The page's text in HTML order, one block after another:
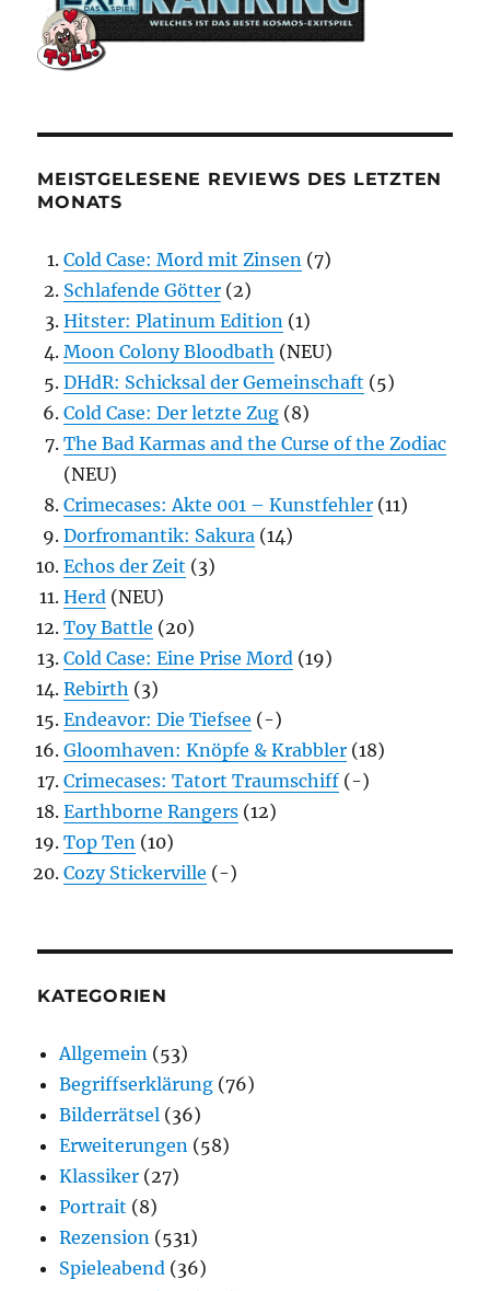
MEISTGELESENE REVIEWS DES LETZTEN
MONATS
Cold Case: Mord mit Zinsen (7)
Schlafende Götter (2)
Hitster: Platinum Edition (1)
Moon Colony Bloodbath (NEU)
DHdR: Schicksal der Gemeinschaft (5)
Cold Case: Der letzte Zug (8)
The Bad Karmas and the Curse of the Zodiac
(NEU)
Crimecases: Akte 001 – Kunstfehler (11)
Dorfromantik: Sakura (14)
Echos der Zeit (3)
Herd (NEU)
Toy Battle (20)
Cold Case: Eine Prise Mord (19)
Rebirth (3)
Endeavor: Die Tiefsee (-)
Gloomhaven: Knöpfe & Krabbler (18)
Crimecases: Tatort Traumschiff (-)
Earthborne Rangers (12)
Top Ten (10)
Cozy Stickerville (-)
KATEGORIEN
Allgemein (53)
Begriffserklärung (76)
Bilderrätsel (36)
Erweiterungen (58)
Klassiker (27)
Portrait (8)
Rezension (531)
Spieleabend (36)